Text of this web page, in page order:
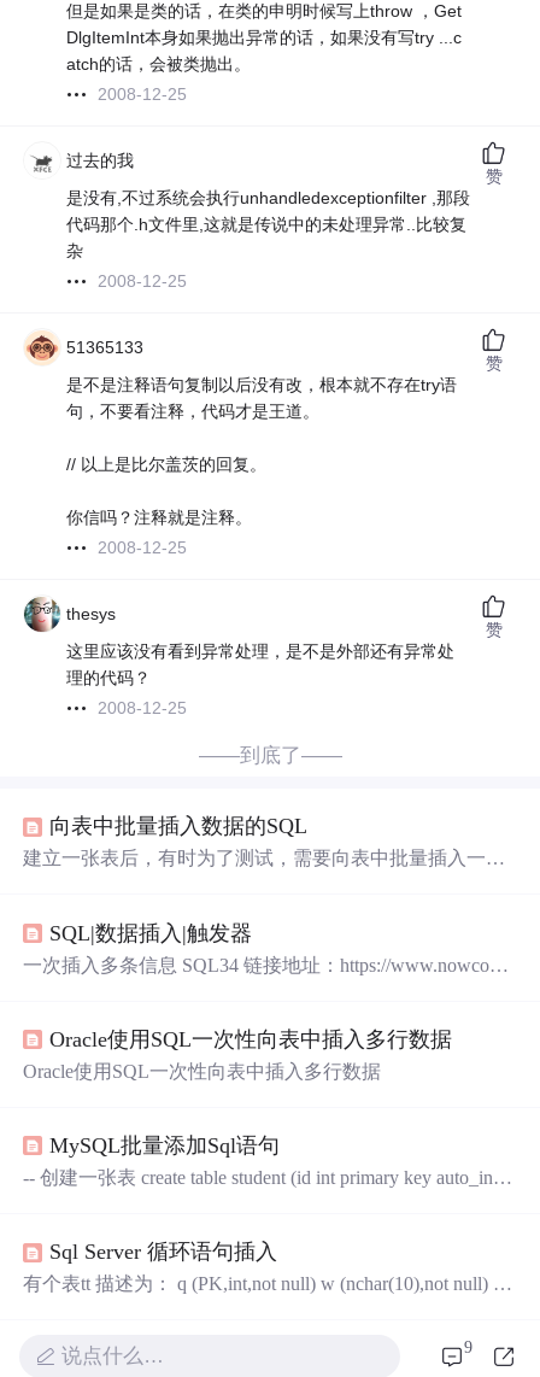
但是如果是类的话，在类的申明时候写上throw ，Get
DlgItemInt本身如果抛出异常的话，如果没有写try ...c
atch的话，会被类抛出。
2008-12-25
过去的我
是没有,不过系统会执行unhandledexceptionfilter ,那段
代码那个.h文件里,这就是传说中的未处理异常..比较复
杂
2008-12-25
赞
51365133
是不是注释语句复制以后没有改，根本就不存在try语
句，不要看注释，代码才是王道。
// 以上是比尔盖茨的回复。
你信吗？注释就是注释。
2008-12-25
赞
thesys
这里应该没有看到异常处理，是不是外部还有异常处
理的代码？
2008-12-25
赞
——到底了——
向表中批量插入数据的SQL
建立一张表后，有时为了测试，需要向表中批量插入一些
TABLE HELLO ( ID VARCHAR2(64), NAME VARCHAR2
(64), AGE ...
SQL|数据插入|触发器
一次插入多条信息 SQL34 链接地址：https://www.nowcode
目描述： 题目已经先执行了如下语句: drop table if exists act
or; CREATE TABLE actor ( actor_id s
Oracle使用SQL一次性向表中插入多行数据
Oracle使用SQL一次性向表中插入多行数据
MySQL批量添加Sql语句
-- 创建一张表 create table student (id int primary key auto_incre
Sql Server 循环语句插入
有个表tt 描述为： q (PK,int,not null) w (nchar(10),not null) e
句
说点什么… 9